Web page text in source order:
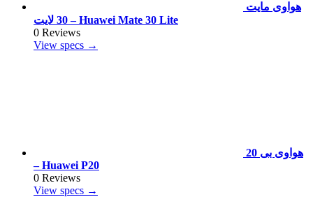
هواوى مايت
30 لايت – Huawei Mate 30 Lite
0 Reviews
View specs →
هواوى بى 20
– Huawei P20
0 Reviews
View specs →